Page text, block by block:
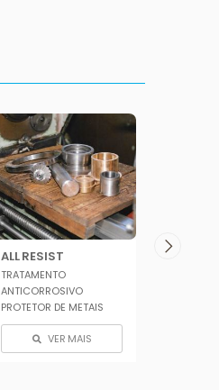
ALL RESIST
TRATAMENTO
ANTICORROSIVO
PROTETOR DE METAIS
VER MAIS